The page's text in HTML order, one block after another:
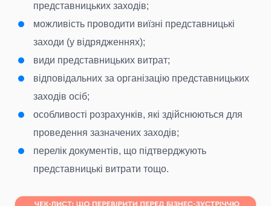
представницьких заходів;
можливість проводити виїзні представницькі
заходи (у відрядженнях);
види представницьких витрат;
відповідальних за організацію представницьких
заходів осіб;
особливості розрахунків, які здійснюються для
проведення зазначених заходів;
перелік документів, що підтверджують
представницькі витрати тощо.